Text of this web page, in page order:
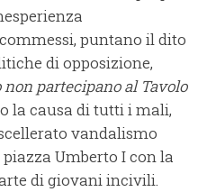
puntano il dito
di opposizione,
non partecipano al Tavolo
la causa di tutti i mali,
vandalismo
Umberto I con la
di giovani incivili.